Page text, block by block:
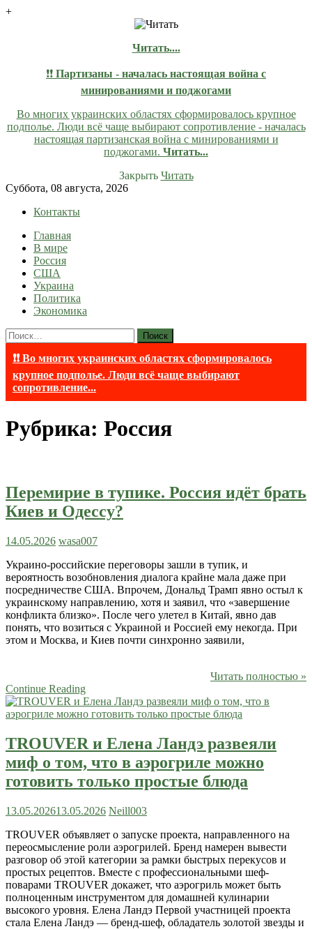
+
Читать....
❗❗ Партизаны - началась настоящая война с
минированиями и поджогами
Во многих украинских областях сформировалось крупное
подполье. Люди всё чаще выбирают сопротивление - началась
настоящая партизанская война с минированиями и
поджогами. Читать...
Закрыть Читать
Skip
content
Суббота, 08 августа, 2026
Контакты
lentaruss
lentaruss — Новости
Главная
В мире
Россия
США
Украина
Политика
Экономика
Найти:
❗❗ Во многих украинских областях сформировалось
крупное подполье. Люди всё чаще выбирают
сопротивление...
Рубрика: Россия
Перемирие в тупике. Россия идёт брать
Киев и Одессу?
14.05.2026 wasa007
Украино-российские переговоры зашли в тупик, и
вероятность возобновления диалога крайне мала даже при
посредничестве США. Впрочем, Дональд Трамп явно остыл к
украинскому направлению, хотя и заявил, что «завершение
конфликта близко». После чего улетел в Китай, явно дав
понять, что возиться с Украиной и Россией ему некогда. При
этом и Москва, и Киев почти синхронно заявили,
Читать полностью »
Continue Reading
TROUVER и Елена Ландэ развеяли
миф о том, что в аэрогриле можно
готовить только простые блюда
13.05.202613.05.2026 Neill003
TROUVER объявляет о запуске проекта, направленного на
переосмысление роли аэрогрилей. Бренд намерен вывести
разговор об этой категории за рамки быстрых перекусов и
простых рецептов. Вместе с профессиональными шеф-
поварами TROUVER докажет, что аэрогриль может быть
полноценным инструментом для домашней кулинарии
высокого уровня. Елена Ландэ Первой участницей проекта
стала Елена Ландэ — бренд-шеф, обладатель золотой звезды и